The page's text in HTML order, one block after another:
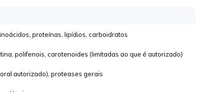
proteínas, lipídios, carboidratos
polifenois, carotenoides (limitadas ao que é autorizado)
autorizado), proteases gerais